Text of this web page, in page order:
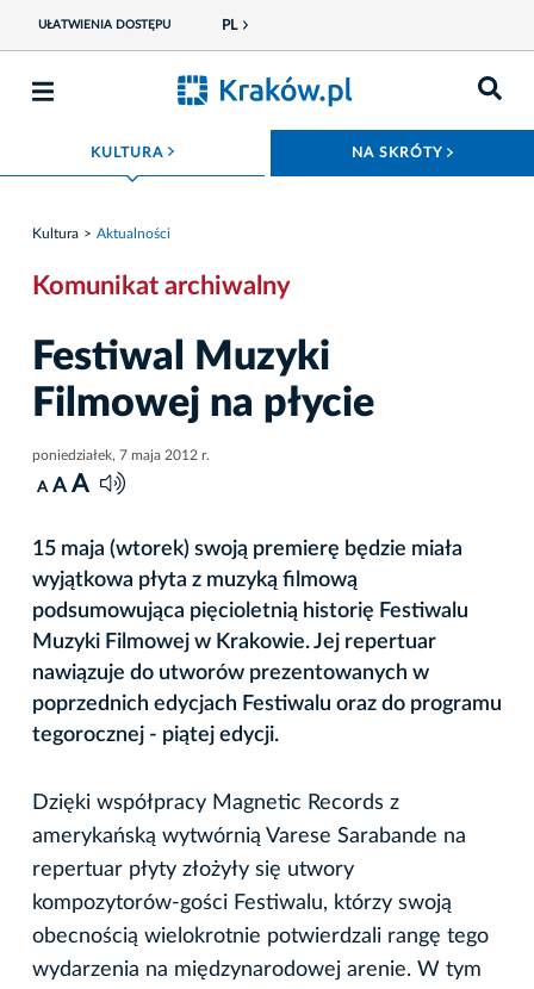
UŁATWIENIA DOSTĘPU PL
KULTURA ROZWIŃ MENU NA SKRÓTY
Kultura Aktualności
Komunikat archiwalny
Festiwal Muzyki
Filmowej na płycie
poniedziałek, 7 maja 2012 r.
A A A
15 maja (wtorek) swoją premierę będzie miała
wyjątkowa płyta z muzyką filmową
podsumowująca pięcioletnią historię Festiwalu
Muzyki Filmowej w Krakowie. Jej repertuar
nawiązuje do utworów prezentowanych w
poprzednich edycjach Festiwalu oraz do programu
tegorocznej - piątej edycji.
Dzięki współpracy Magnetic Records z
amerykańską wytwórnią Varese Sarabande na
repertuar płyty złożyły się utwory
kompozytorów-gości Festiwalu, którzy swoją
obecnością wielokrotnie potwierdzali rangę tego
wydarzenia na międzynarodowej arenie. W tym